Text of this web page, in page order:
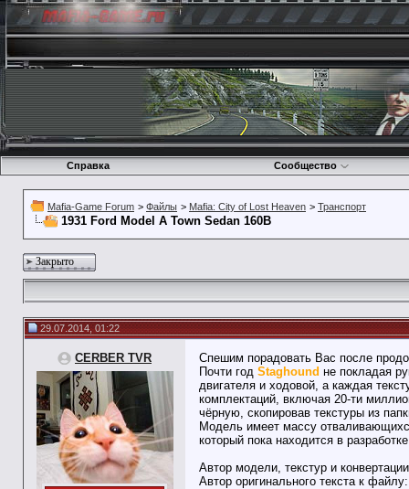
Справка Сообщество
Mafia-Game Forum > Файлы > Mafia: City of Lost Heaven > Транспорт
1931 Ford Model A Town Sedan 160B
Закрыто
29.07.2014, 01:22
CERBER TVR
Спешим порадовать Вас после
Почти год Staghound не покладая
двигателя и ходовой, а каждая
комплектаций, включая 20-ти
чёрную, скопировав текстуры из
Модель имеет массу
который пока находится в
Автор модели, текстур и
Автор оригинального текста к